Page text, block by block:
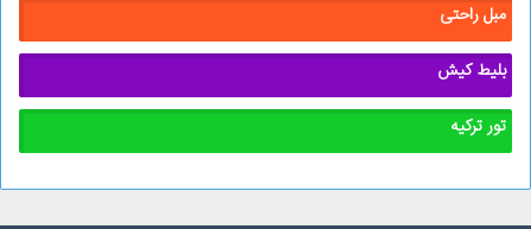
مبل راحتی
بلیط کیش
تور ترکیه